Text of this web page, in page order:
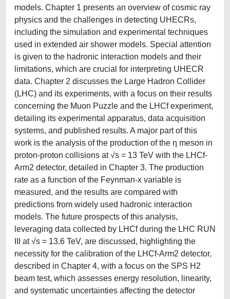
models. Chapter 1 presents an overview of cosmic ray
physics and the challenges in detecting UHECRs,
including the simulation and experimental techniques
used in extended air shower models. Special attention
is given to the hadronic interaction models and their
limitations, which are crucial for interpreting UHECR
data. Chapter 2 discusses the Large Hadron Collider
(LHC) and its experiments, with a focus on their results
concerning the Muon Puzzle and the LHCf experiment,
detailing its experimental apparatus, data acquisition
systems, and published results. A major part of this
work is the analysis of the production of the η meson in
proton-proton collisions at √s = 13 TeV with the LHCf-
Arm2 detector, detailed in Chapter 3. The production
rate as a function of the Feynman-x variable is
measured, and the results are compared with
predictions from widely used hadronic interaction
models. The future prospects of this analysis,
leveraging data collected by LHCf during the LHC RUN
III at √s = 13.6 TeV, are discussed, highlighting the
necessity for the calibration of the LHCf-Arm2 detector,
described in Chapter 4, with a focus on the SPS H2
beam test, which assesses energy resolution, linearity,
and systematic uncertainties affecting the detector